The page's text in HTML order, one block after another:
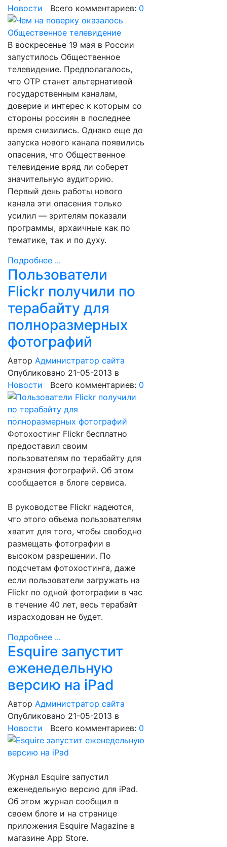
Новости Всего комментариев: 0
В воскресенье 19 мая в России
запустилось Общественное
телевидение. Предполагалось,
что ОТР станет альтернативой
государственным каналам,
доверие и интерес к которым со
стороны россиян в последнее
время снизились. Однако еще до
запуска нового канала появились
опасения, что Общественное
телевидение вряд ли соберет
значительную аудиторию.
Первый день работы нового
канала эти опасения только
усилил — зрителям показали
программы, архаичные как по
тематике, так и по духу.
Подробнее ...
Пользователи
Flickr получили по
терабайту для
полноразмерных
фотографий
Автор Администратор сайта
Опубликовано 21-05-2013 в
Новости Всего комментариев: 0
Фотохостинг Flickr бесплатно
предоставил своим
пользователям по терабайту для
хранения фотографий. Об этом
сообщается в блоге сервиса.
В руководстве Flickr надеются,
что этого объема пользователям
хватит для того, чтобы свободно
размещать фотографии в
высоком разрешении. По
подсчетам фотохостинга, даже
если пользователи загружать на
Flickr по одной фотографии в час
в течение 40 лет, весь терабайт
израсходован не будет.
Подробнее ...
Esquire запустит
еженедельную
версию на iPad
Автор Администратор сайта
Опубликовано 21-05-2013 в
Новости Всего комментариев: 0
Журнал Esquire запустил
еженедельную версию для iPad.
Об этом журнал сообщил в
своем блоге и на странице
приложения Esquire Magazine в
магазине App Store.